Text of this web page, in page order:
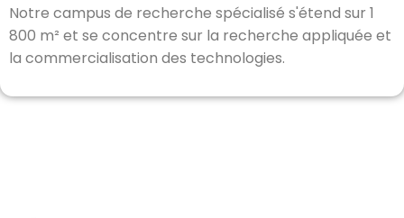
Notre campus de recherche spécialisé s'étend sur 1
800 m² et se concentre sur la recherche appliquée et
la commercialisation des technologies.